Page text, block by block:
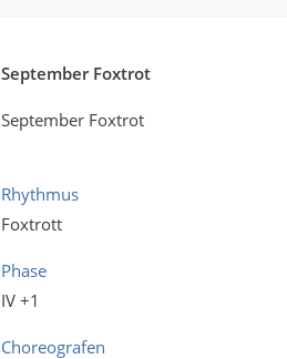
September Foxtrot
September Foxtrot
Rhythmus
Foxtrott
Phase
IV +1
Choreografen